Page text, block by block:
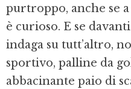
purtroppo, anche se
è curioso. E se
indaga su tutt’altro,
sportivo, palline da
abbacinante pa­io di